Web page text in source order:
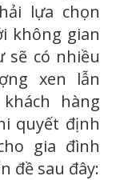
lựa chọn
không gian
sẽ có nhiều
xen lẫn
hàng
quyết định
gia đình
đề sau đây: